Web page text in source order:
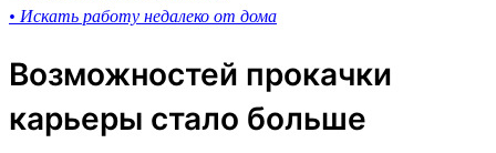
• Искать работу недалеко от дома
Возможностей прокачки
карьеры стало больше